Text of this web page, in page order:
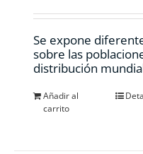
Se expone
sobre las
distribución
Añadir al
carrito